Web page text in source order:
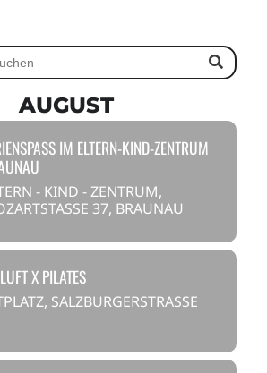
AUGUST
IM ELTERN-KIND-ZENTRUM
- KIND - ZENTRUM,
37, BRAUNAU
X PILATES
SALZBURGERSTRASSE 1